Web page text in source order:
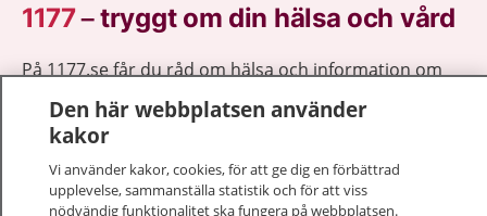
1177–tryggt om din hälsa och vård
På 1177.se får du råd om hälsa och information om
sjukdomar och vilka mottagningar du kan kontakta.
Logga in för att läsa din journal och göra dina
vårdärenden. Ring telefonnummer 1177 för
sjukvårdsrådgivning dygnet runt.
1177 ger dig råd när du vill må bättre.
Den här webbplatsen använder
kakor
Vi använder kakor, cookies, för att ge dig en förbättrad
upplevelse, sammanställa statistik och för att viss
nödvändig funktionalitet ska fungera på webbplatsen.